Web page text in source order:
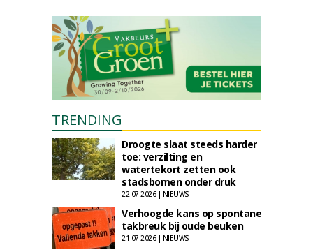
TRENDING
Droogte slaat steeds harder
toe: verzilting en
watertekort zetten ook
stadsbomen onder druk
22-07-2026 | NIEUWS
Verhoogde kans op spontane
takbreuk bij oude beuken
21-07-2026 | NIEUWS